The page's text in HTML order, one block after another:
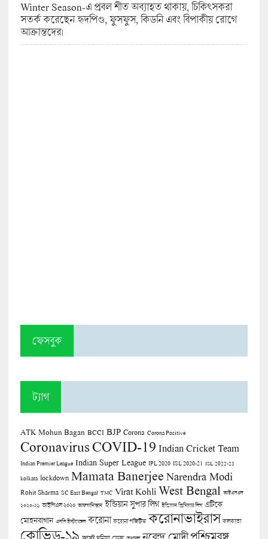
Winter Season-এ প্রবল শীত অব্যাহত থাকায়, চিকিৎসকরা
সতর্ক করেছেন হৃদপিণ্ড, ফুসফুস, কিডনি এবং বিপাকীয় রোগে
আক্রান্তদের।
ফেসবুক
ট্যাগ
ATK Mohun Bagan BCCI BJP Corona Corona Positive
CoronavirusCOVID-19 Indian Cricket Team
Indian Premier League Indian Super League IPL 2020 ISL 2020-21 ISL 2022-23
kolkata lockdown Mamata Banerjee Narendra Modi
Rohit Sharma SC East Bengal TMC Virat Kohli West Bengal আইএসএল
২০২০-২১ আইপিএল ২০২০ আফগানিস্তান ইন্ডিয়ান সুপার লিগ ইন্ডিয়ান প্রিমিয়ার লিগ এটিকে
মোহনবাগান এসসি ইস্টবেঙ্গল করোনা করোনা পজিটিভ করোনাভাইরাস কলকাতা
কোভিড-১৯